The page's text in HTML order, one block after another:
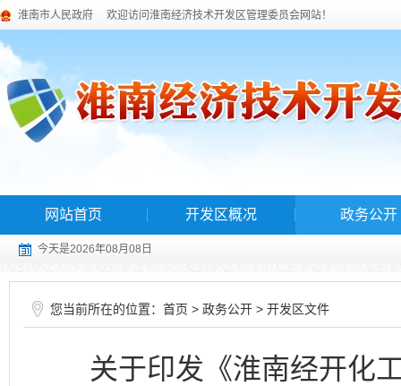
淮南市人民政府 欢迎访问淮南经济技术开发区管理委员会网站！
网站首页 开发区概况 政务公开
今天是2026年08月08日
您当前所在的位置： 首页 > 政务公开 > 开发区文件
关于印发《淮南经开化